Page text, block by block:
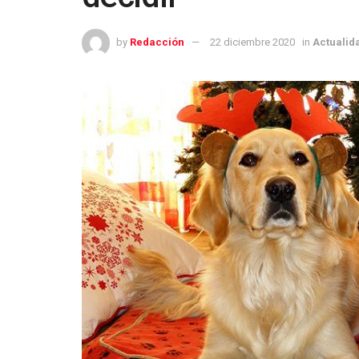
by Redacción 22 diciembre 2020 in